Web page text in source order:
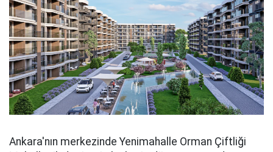
Ankara'nın merkezinde Yenimahalle Orman Çiftliği